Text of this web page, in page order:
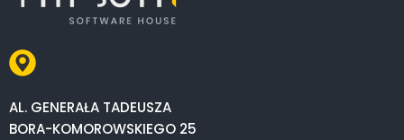
AL. GENERAŁA TADEUSZA
BORA-KOMOROWSKIEGO 25